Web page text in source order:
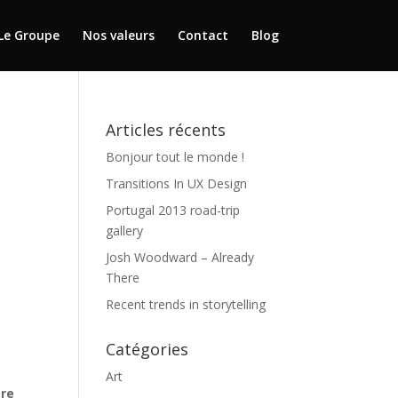
Groupe Nos valeurs Contact Blog
Articles récents
Bonjour tout le monde !
Transitions In UX Design
Portugal 2013 road-trip
gallery
Josh Woodward – Already
There
Recent trends in storytelling
Catégories
Art